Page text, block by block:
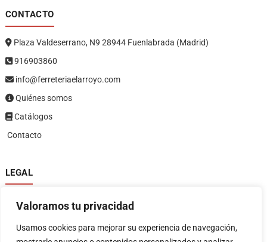
Valoramos tu privacidad
Usamos cookies para mejorar su experiencia de navegación,
CONTACTO
Plaza Valdeserrano, N9 28944 Fuenlabrada (Madrid)
916903860
info@ferreteriaelarroyo.com
Quiénes somos
Catálogos
Contacto
LEGAL
Política de privacidad
Política de devoluciones y reembolsos
Términos y condiciones